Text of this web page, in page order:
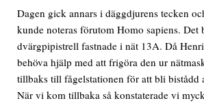
Dagen gick annars i däggdjurens tecken
kunde noteras förutom Homo sapiens. Det
dvärgpipistrell fastnade i nät 13A. Då
behöva hjälp med att frigöra den ur
tillbaks till fågelstationen för att bli bistådd
När vi kom tillbaka så konstaterade vi